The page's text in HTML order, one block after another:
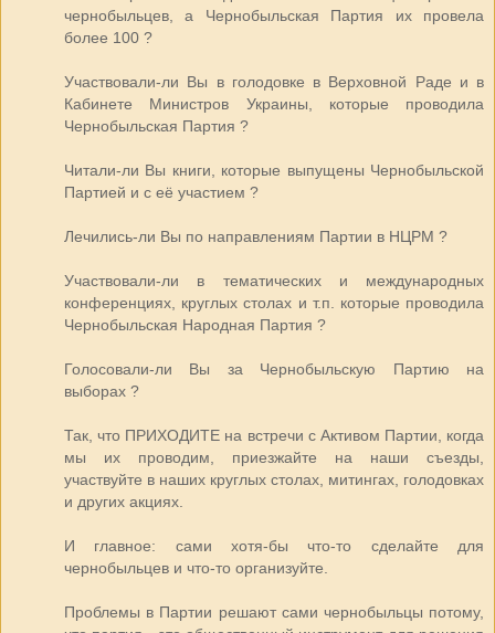
чернобыльцев, а Чернобыльская Партия их провела
более 100 ?
Участвовали-ли Вы в голодовке в Верховной Раде и в
Кабинете Министров Украины, которые проводила
Чернобыльская Партия ?
Читали-ли Вы книги, которые выпущены Чернобыльской
Партией и с её участием ?
Лечились-ли Вы по направлениям Партии в НЦРМ ?
Участвовали-ли в тематических и международных
конференциях, круглых столах и т.п. которые проводила
Чернобыльская Народная Партия ?
Голосовали-ли Вы за Чернобыльскую Партию на
выборах ?
Так, что ПРИХОДИТЕ на встречи с Активом Партии, когда
мы их проводим, приезжайте на наши съезды,
участвуйте в наших круглых столах, митингах, голодовках
и других акциях.
И главное: сами хотя-бы что-то сделайте для
чернобыльцев и что-то организуйте.
Проблемы в Партии решают сами чернобыльцы потому,